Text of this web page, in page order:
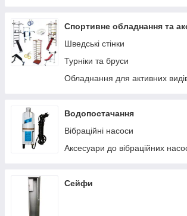
Спортивне обладнання та
Шведські стінки
Турніки та бруси
Обладнання для активних
Водопостачання
Вібраційні насоси
Аксесуари до вібраційних
Сейфи